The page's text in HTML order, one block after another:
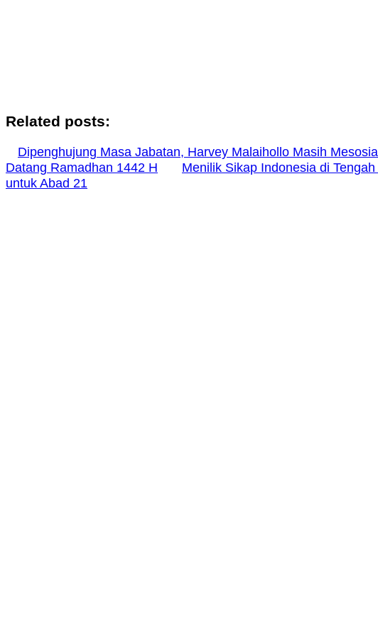
Related posts:
Dipenghujung Masa Jabatan, Harvey Malaihollo Masih
Datang Ramadhan 1442 H
Menilik Sikap Indonesia di
untuk Abad 21